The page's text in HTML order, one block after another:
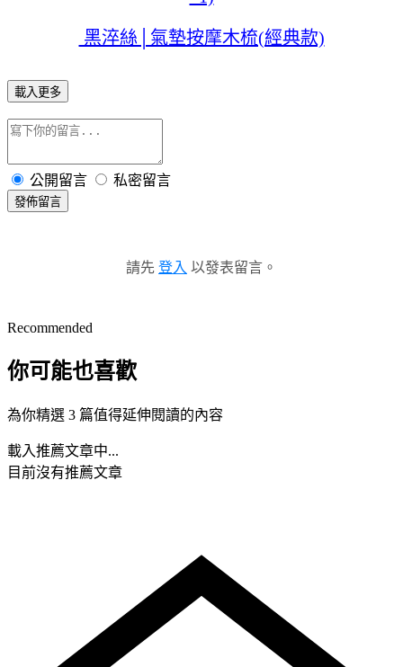
黑淬絲│氣墊按摩木梳(經典款)
載入更多
公開留言 私密留言
發佈留言
請先 登入 以發表留言。
Recommended
你可能也喜歡
為你精選 3 篇值得延伸閱讀的內容
載入推薦文章中...
目前沒有推薦文章